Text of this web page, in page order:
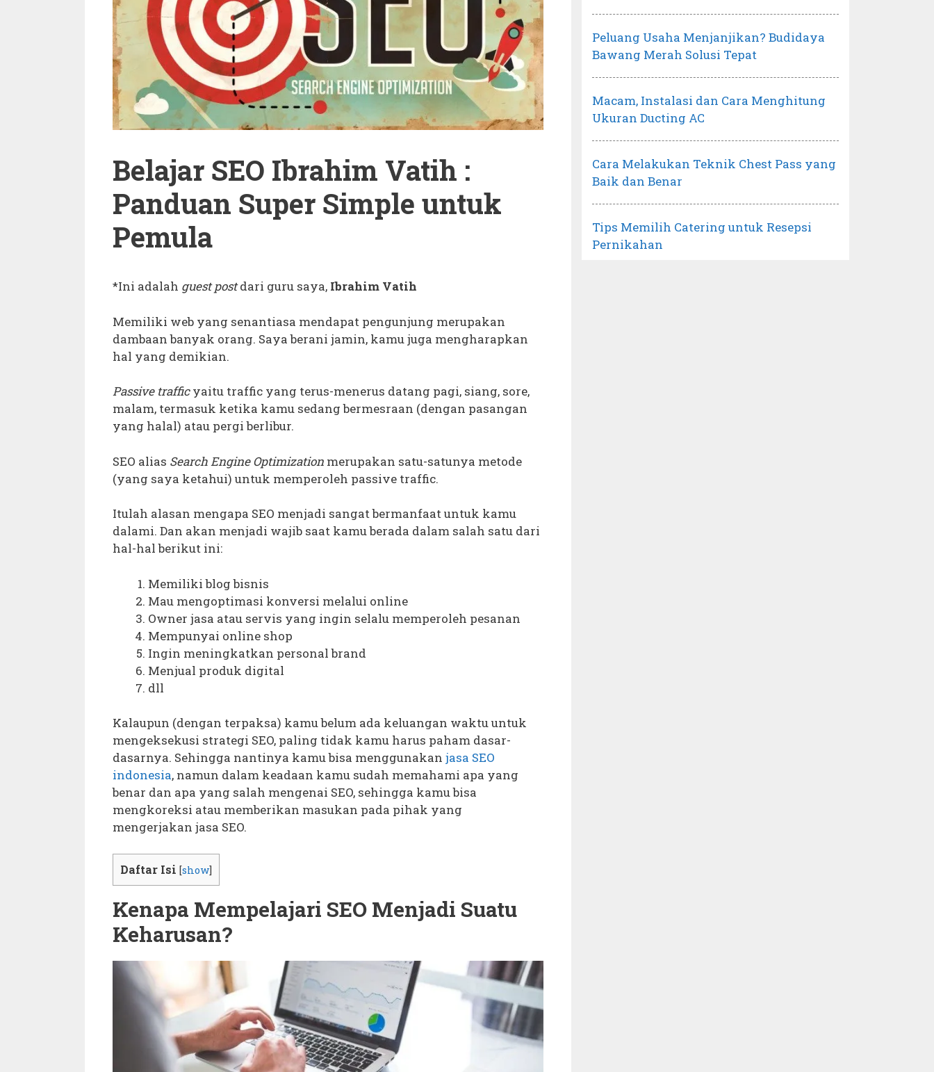
Belajar SEO Ibrahim Vatih :
Panduan Super Simple untuk
Pemula
*Ini adalah guest postdari guru saya, Ibrahim Vatih
Memiliki web yang senantiasa mendapat pengunjung merupakan
dambaan banyak orang. Saya berani jamin, kamu juga mengharapkan
hal yang demikian.
Passive trafficyaitu traffic yang terus-menerus datang pagi, siang, sore,
malam, termasuk ketika kamu sedang bermesraan (dengan pasangan
yang halal) atau pergi berlibur.
SEO alias Search Engine Optimization merupakan satu-satunya metode
(yang saya ketahui) untuk memperoleh passive traffic.
Itulah alasan mengapa SEO menjadi sangat bermanfaat untuk kamu
dalami. Dan akan menjadi wajib saat kamu berada dalam salah satu dari
hal-hal berikut ini:
Memiliki blog bisnis
Mau mengoptimasi konversi melalui online
Owner jasa atau servis yang ingin selalu memperoleh pesanan
Mempunyai online shop
Ingin meningkatkan personal brand
Menjual produk digital
dll
Kalaupun (dengan terpaksa) kamu belum ada keluangan waktu untuk
mengeksekusi strategi SEO, paling tidak kamu harus paham dasar-
dasarnya. Sehingga nantinya kamu bisa menggunakan jasa SEO
indonesia, namun dalam keadaan kamu sudah memahami apa yang
benar dan apa yang salah mengenai SEO, sehingga kamu bisa
mengkoreksi atau memberikan masukan pada pihak yang
mengerjakan jasa SEO.
Daftar Isi [show]
Kenapa Mempelajari SEO Menjadi Suatu
Keharusan?
Peluang Usaha Menjanjikan? Budidaya
Bawang Merah Solusi Tepat
Macam, Instalasi dan Cara Menghitung
Ukuran Ducting AC
Cara Melakukan Teknik Chest Pass yang
Baik dan Benar
Tips Memilih Catering untuk Resepsi
Pernikahan